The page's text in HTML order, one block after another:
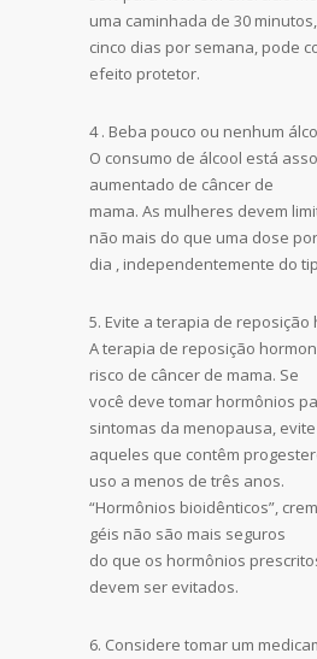
uma caminhada de 30 minutos,
cinco dias por semana, pode
efeito protetor.
4 . Beba pouco ou nenhum
O consumo de álcool está
aumentado de câncer de
mama. As mulheres devem
não mais do que uma dose por
dia , independentemente do
5. Evite a terapia de reposição
A terapia de reposição
risco de câncer de mama. Se
você deve tomar hormônios
sintomas da menopausa, evite
aqueles que contêm
uso a menos de três anos.
“Hormônios bioidênticos”,
géis não são mais seguros
do que os hormônios
devem ser evitados.
6. Considere tomar um